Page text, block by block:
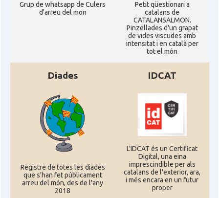
Grup de whatsapp de Culers
d'arreu del mon
Petit qüestionari a
catalans de
CATALANSALMON.
Pinzellades d'un grapat
de vides viscudes amb
intensitat i en català per
tot el món
Diades
Registre de totes les diades
que s'han fet públicament
arreu del món, des de l'any
2018
IDCAT
L'IDCAT és un Certificat
Digital, una eina
imprescindible per als
catalans de l'exterior, ara,
i més encara en un futur
proper